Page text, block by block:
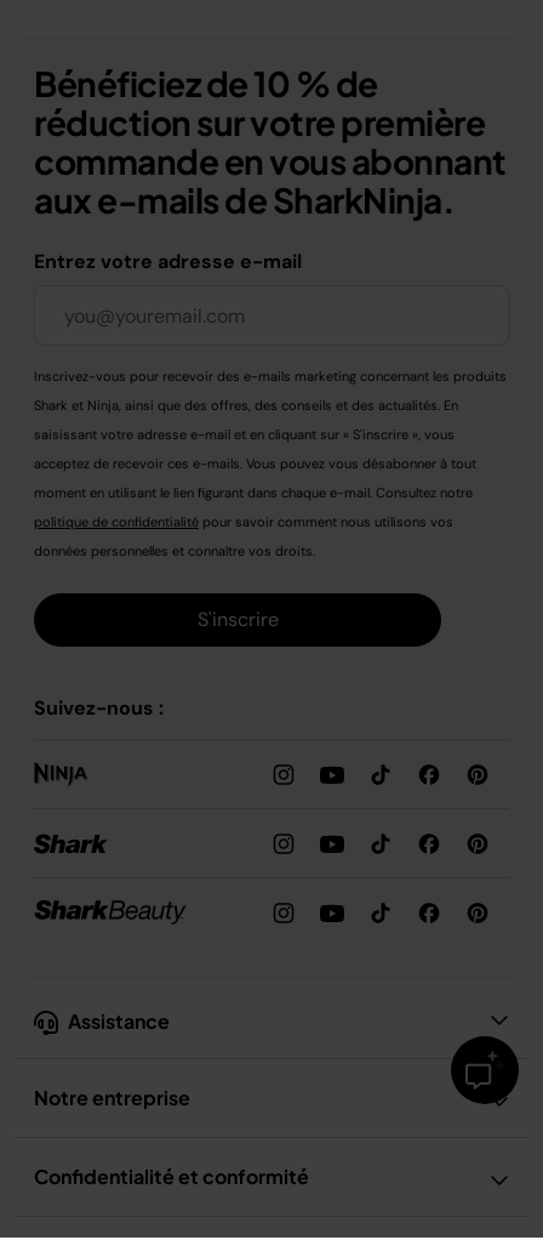
Assistance
Notre entreprise
Confidentialité et conformité
Bénéficiez de 10 % de
réduction sur votre première
commande en vous abonnant
aux e-mails de SharkNinja.
Entrez votre adresse e-mail
Inscrivez-vous pour recevoir des e-mails marketing concernant les produits
Shark et Ninja, ainsi que des offres, des conseils et des actualités. En
saisissant votre adresse e-mail et en cliquant sur « S'inscrire », vous
acceptez de recevoir ces e-mails. Vous pouvez vous désabonner à tout
moment en utilisant le lien figurant dans chaque e-mail. Consultez notre
politique de confidentialité pour savoir comment nous utilisons vos
données personnelles et connaître vos droits.
S'inscrire
Suivez-nous :